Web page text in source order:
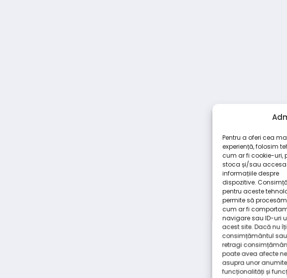
Pentru a oferi cea
experiență, folosim
cum ar fi cookie-uri,
stoca și/sau accesa
informațiile despre
dispozitive.
pentru aceste
permite să
cum ar fi
navigare sau ID-uri
acest site. Dacă nu
consimțământul
retragi
poate avea afecte
asupra unor anumite
funcționalități și